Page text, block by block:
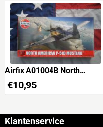
Airfix A01004B North
American P-51D Mustang
€10,95
Klantenservice